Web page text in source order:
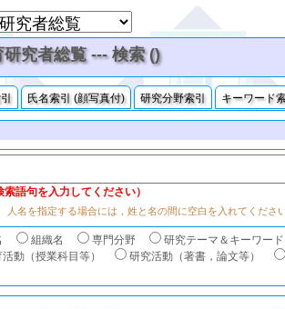
究者総覧 --- 検索 ()
氏名索引 (顔写真付) 研究分野索引 キーワード
語句を入力してください）
人名を指定する場合には，姓と名の間に空白を入れてくださ
組織名 専門分野
研究テーマ＆キーワード
動（授業科目等）
研究活動（著書，論文等）